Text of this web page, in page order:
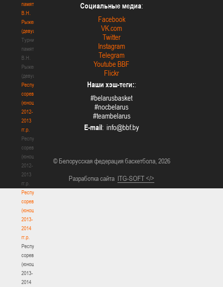
памяти
В.Н.
Рыженкова
(девушки)
Турнир
памяти
В.Н.
Рыженкова
(девушки)
Республиканские
соревнования
(юноши)
2012-
2013
гг.р.
Республиканские
соревнования
(юноши)
2012-
2013
гг.р.
Республиканские
соревнования
(юноши)
2013-
2014
гг.р.
Республиканские
соревнования
(юноши)
2013-
2014
Социальные медиа:
Facebook
VK.com
Twitter
Instagram
Telegram
Youtube BBF
Flickr
Наши хэш-теги::
#belarusbasket
#nocbelarus
#teambelarus
E-mail:
© Белорусская федерация баскетбола, 2026
Разработка сайта ITG-SOFT </>